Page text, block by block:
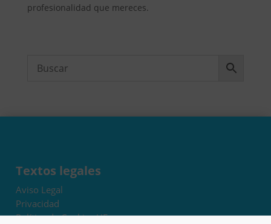
profesionalidad que mereces.
Textos legales
Aviso Legal
Privacidad
Política de Cookies UE